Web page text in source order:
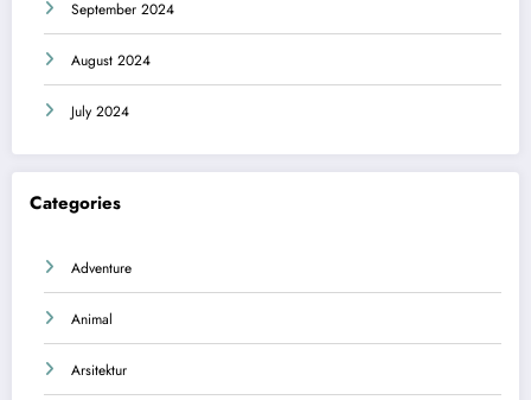
September 2024
August 2024
July 2024
Categories
Adventure
Animal
Arsitektur